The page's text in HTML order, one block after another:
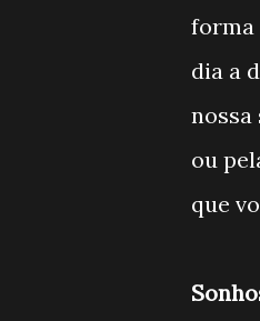
forma
dia a
nossa
ou
que